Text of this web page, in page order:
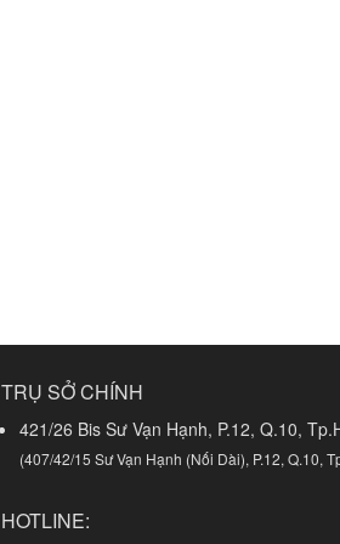
TRỤ SỞ CHÍNH
421/26 Bis Sư Vạn Hạnh, P.12, Q.10,
(407/42/15 Sư Vạn Hạnh (Nối Dài), P.12, Q.10,
HOTLINE: